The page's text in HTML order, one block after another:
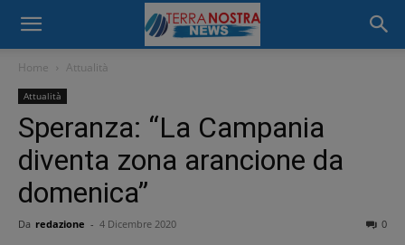
Home Attualità
Attualità
Speranza: “La Campania
diventa zona arancione da
domenica”
Da redazione - 4 Dicembre 2020 0